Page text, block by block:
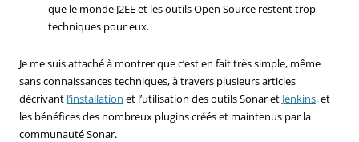
que le monde J2EE et les outils Open Source restent trop
techniques pour eux.
Je me suis attaché à montrer que c’est en fait très simple, même
sans connaissances techniques, à travers plusieurs articles
décrivant l’installation et l’utilisation des outils Sonar et Jenkins, et
les bénéfices des nombreux plugins créés et maintenus par la
communauté Sonar.